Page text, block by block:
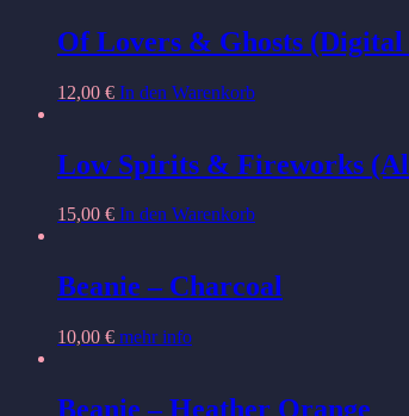
auf
der
Produktseite
gewählt
Of Lovers & Ghosts (Digital
12,00 € In den Warenkorb
Low Spirits & Fireworks
15,00 € In den Warenkorb
Beanie – Charcoal
10,00 € mehr info
Beanie – Heather Orange